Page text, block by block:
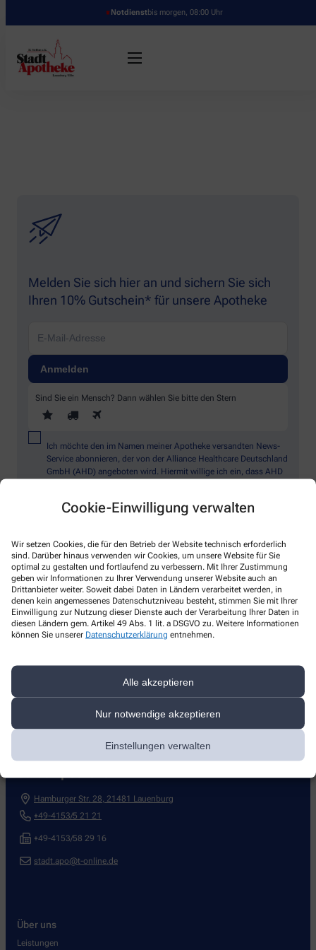
Cookie-Einwilligung verwalten
Wir setzen Cookies, die für den Betrieb der Website technisch erforderlich
sind. Darüber hinaus verwenden wir Cookies, um unsere Website für Sie
optimal zu gestalten und fortlaufend zu verbessern. Mit Ihrer Zustimmung
geben wir Informationen zu Ihrer Verwendung unserer Website auch an
Drittanbieter weiter. Soweit dabei Daten in Ländern verarbeitet werden, in
denen kein angemessenes Datenschutzniveau besteht, stimmen Sie mit Ihrer
Einwilligung zur Nutzung dieser Dienste auch der Verarbeitung Ihrer Daten in
diesen Ländern gem. Artikel 49 Abs. 1 lit. a DSGVO zu. Weitere Informationen
können Sie unserer Datenschutzerklärung entnehmen.
Alle akzeptieren
Nur notwendige akzeptieren
Einstellungen verwalten
Notdienstbis morgen, 08:00 Uhr
Melden Sie sich hier an und sichern Sie sich
Ihren 10% Gutschein* für unsere Apotheke
Sind Sie ein Mensch? Dann wählen Sie bitte den Stern
Ich möchte den im Namen meiner Apotheke versandten News-
Service abonnieren, der von der Alliance Healthcare Deutschland
GmbH (AHD) angeboten wird. Hiermit willige ich ein, dass AHD
Newsletters den Dienstleister Emarsys ein. Die Einwilligung
Kontaktmöglichkeiten dafür und weitere Angaben zur
Datenverarbeitung finden sich in derDatenschutzerklärung
* Coupon-Bedingungen: Einmalig einlösbar bis zum
31.12.2026. Mindestbestellwert: 50,00 €. Gültig auf das
gesamte Sortiment, ausgeschlossen rezeptpflichtige Produkte.
Hamburger Str. 28, 21481 Lauenburg
+49-4153/5 21 21
+49-4153/58 29 16
stadt.apo@t-online.de
Über uns
Leistungen